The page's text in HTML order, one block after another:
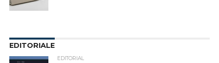
EDITORIALE
EDITORIAL